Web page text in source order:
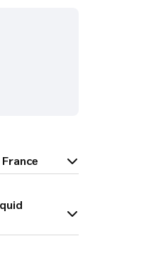
France